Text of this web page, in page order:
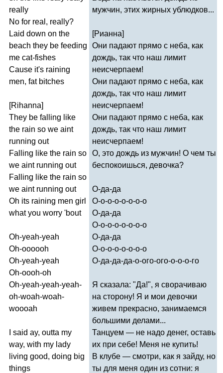
really
No for real , really?
Laid down on the
beach they be feeding
me cat-fishes
Cause it's raining
men, fat bitches
[Rihanna]
They be falling like
the rain so we aint
running out
Falling like the rain so
we aint running out
Falling like the rain so
we aint running out
Oh its raining men girl
what you worry 'bout
Oh-yeah-yeah
Oh-oooooh
Oh-yeah-yeah
Oh-oooh-oh
Oh-yeah-yeah-yeah-
oh-woah-woah-
woooah
said ay, outta my
way, with my lady
living good, doing big
things
мужчин, этих жирных ублюдков...
[Рианна]
Они падают прямо с неба, как
дождь, так что наш лимит
неисчерпаем!
Они падают прямо с неба, как
дождь, так что наш лимит
неисчерпаем!
Они падают прямо с неба, как
дождь, так что наш лимит
неисчерпаем!
О, это дождь из мужчин! О чем ты
беспокоишься, девочка?
О-да-да
О-о-о-о-о-о-о-о
О-да-да
О-о-о-о-о-о-о-о
О-да-да
О-о-о-о-о-о-о-о
О-да-да-да-о-ого-ого-о-о-о-го
Я сказала: "Да!", я сворачиваю
на сторону! Я и мои девочки
живем прекрасно, занимаемся
большими делами...
Танцуем — не надо денег, оставь
их при себе! Меня не купить!
В клубе — смотри, как я зайду, но
ты для меня один из сотни: я